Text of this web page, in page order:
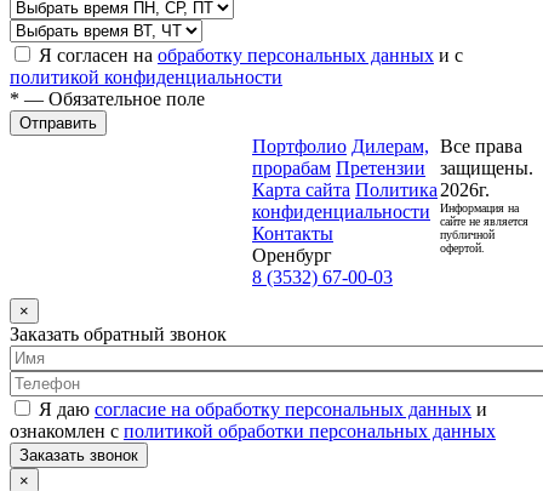
Я согласен на обработку персональных данных и с
политикой конфиденциальности
* — Обязательное поле
Отправить
Портфолио Дилерам,
прорабам Претензии
Карта сайта Политика
конфиденциальности
Контакты
Оренбург
8 (3532) 67-00-03
Все права
защищены.
2026г.
Информация на
сайте не является
публичной
офертой.
×
Заказать обратный звонок
Я даю согласие на обработку персональных данных и
ознакомлен с политикой обработки персональных данных
Заказать звонок
×